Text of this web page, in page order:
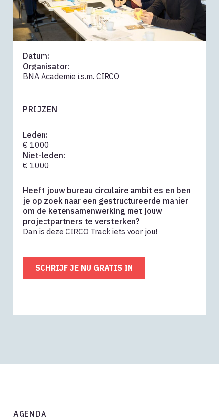
Datum:
Organisator:
BNA Academie i.s.m. CIRCO
PRIJZEN
Leden:
€ 1000
Niet-leden:
€ 1000
Heeft jouw bureau circulaire ambities en ben
je op zoek naar een gestructureerde manier
om de ketensamenwerking met jouw
projectpartners te versterken?
Dan is deze CIRCO Track iets voor jou!
SCHRIJF JE NU GRATIS IN
AGENDA